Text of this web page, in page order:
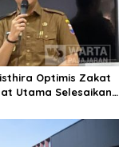
Optimis Zakat
Utama Selesaikan